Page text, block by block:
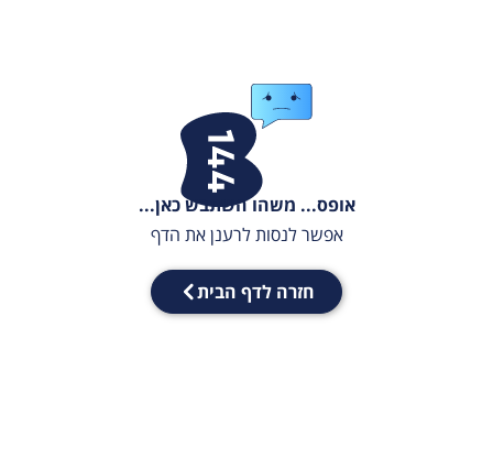
אופס... משהו השתבש כאן...
אפשר לנסות לרענן את הדף
חזרה לדף הבית